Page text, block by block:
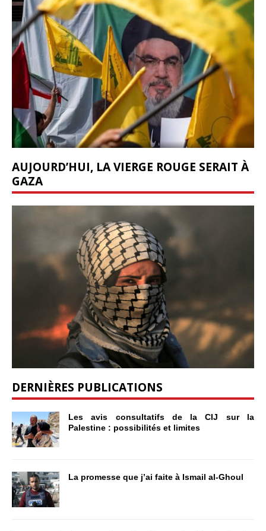
AUJOURD’HUI, LA VIERGE ROUGE SERAIT À
GAZA
DERNIÈRES PUBLICATIONS
Les avis consultatifs de la CIJ sur la
Palestine : possibilités et limites
La promesse que j’ai faite à Ismail al-Ghoul